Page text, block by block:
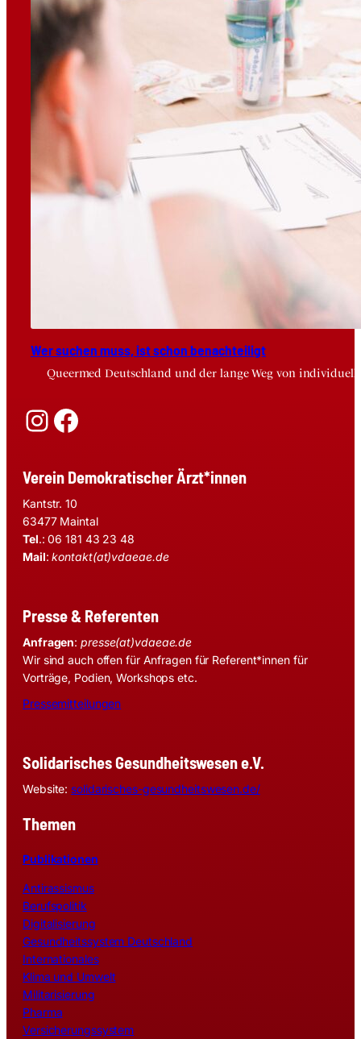
Wer suchen muss, ist schon benach­tei­ligt
Queermed Deutschland und der lange Weg von
Instagram
Facebook
Verein Demokratischer Ärzt*innen
Kantstr. 10
63477 Maintal
Tel.: 06 181 43 23 48
Mail:kontakt(at)vdaeae.de
Presse & Referenten
Anfragen:presse(at)vdaeae.de
Wir sind auch offen für Anfragen für Referent*innen für
Vorträge, Podien, Workshops etc.
Pressemitteilungen
Solidarisches Gesundheitswesen e.V.
Website: solidarisches-gesundheitswesen.de/
Themen
Publikationen
Antirassismus
Berufspolitik
Digitalisierung
Gesundheitssystem Deutschland
Internationales
Klima und Umwelt
Militarisierung
Pharma
Versicherungssystem